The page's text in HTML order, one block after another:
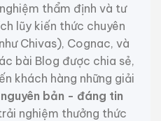
thẩm định và tư
lũy kiến thức chuyên
Chivas), Cognac, và
bài Blog được chia sẻ,
khách hàng những giải
bản - đáng tin
nghiệm thưởng thức